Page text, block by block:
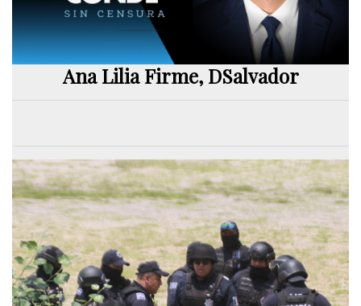
Ana Lilia Firme, DSalvador